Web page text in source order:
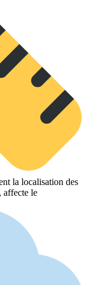
la localisation des
affecte le